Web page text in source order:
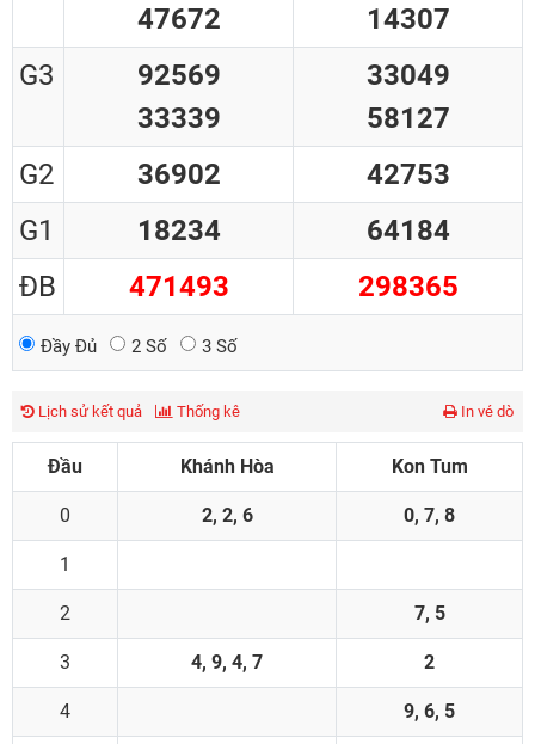
47672
14307
G3
92569
33339
33049
58127
G2
36902
42753
G1
18234
64184
ĐB
471493 298365
Đầy Đủ 2 Số 3 Số
Lịch sử kết quả Thống kê In vé dò
Đầu Khánh Hòa Kon Tum
0 2, 2, 6 0, 7, 8
1
2 7, 5
3 4, 9, 4, 7 2
4 9, 6, 5